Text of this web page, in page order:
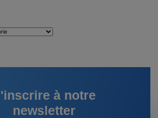
à notre
newsletter